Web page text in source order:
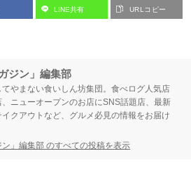
LINE共有 URLコピー
ジン」編集部
やまない食いしん坊集団。食べログ人気店
ニューオープンのお店にSNS話題店、最新
クアウトなど、グルメ必見の情報をお届け
ン」編集部 のすべての投稿を表示